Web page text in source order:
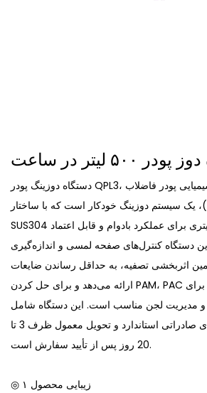
۵۰۰ لیتر در ساعت
دستگاه دوزینگ پودر QPL3، دستگاه دوزینگ مواد شیمیایی پودر فاضلاب
یک سیستم دوزینگ خودکار است که با ساختار
SUS304 و یک مخزن پودر 42 لیتری برای عملکرد بادوام و قابل اعتماد
دستگاه کنترل‌های صفحه لمسی و اندازه‌گیری
اثربخشی تصفیه، به حداقل رساندن ضایعات
ارائه می‌دهد و برای حل کردن PAM، PAC و سایر پودرهای تصفیه برای
مدیریت لجن مناسب است. این دستگاه شامل
1 سال گارانتی، بسته‌بندی صادراتی استاندارد و تحویل معمول ظرف 3 تا
20 روز پس از تأیید سفارش است.
◎ زیبایی محصول ۱